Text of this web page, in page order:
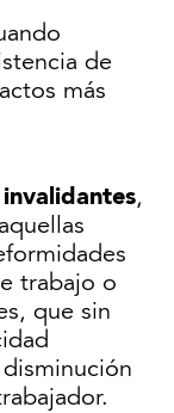
de
más
,
trabajo o
que sin